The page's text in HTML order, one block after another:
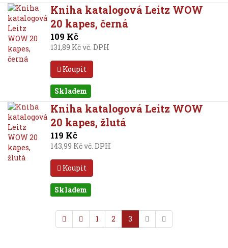
Kniha katalogová Leitz WOW
20 kapes, černá
109 Kč
131,89 Kč vč. DPH
Koupit
Skladem
Kniha katalogová Leitz WOW
20 kapes, žlutá
119 Kč
143,99 Kč vč. DPH
Koupit
Skladem
1 2 3